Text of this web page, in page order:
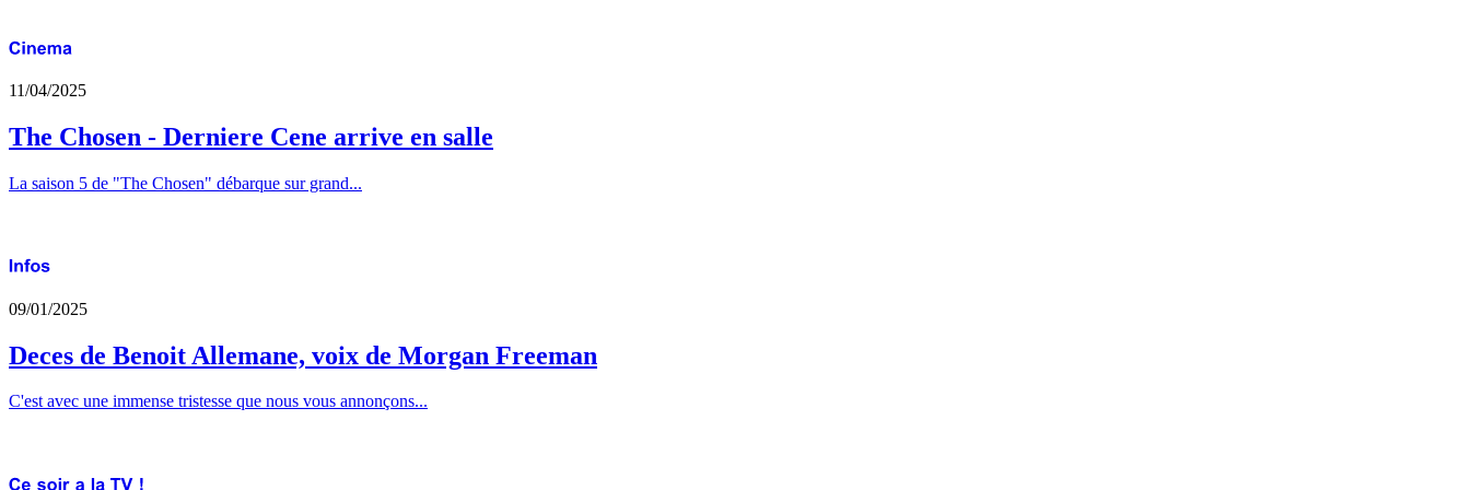
11/04/2025
The Chosen - Derniere Cene arrive en salle
La saison 5 de "The Chosen" débarque sur grand...
09/01/2025
Deces de Benoit Allemane, voix de Morgan Freeman
C'est avec une immense tristesse que nous vous annonçons...